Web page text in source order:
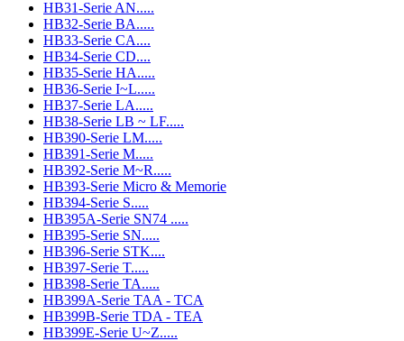
HB31-Serie AN.....
HB32-Serie BA.....
HB33-Serie CA....
HB34-Serie CD....
HB35-Serie HA.....
HB36-Serie I~L.....
HB37-Serie LA.....
HB38-Serie LB ~ LF.....
HB390-Serie LM.....
HB391-Serie M.....
HB392-Serie M~R.....
HB393-Serie Micro & Memorie
HB394-Serie S.....
HB395A-Serie SN74 .....
HB395-Serie SN.....
HB396-Serie STK....
HB397-Serie T.....
HB398-Serie TA.....
HB399A-Serie TAA - TCA
HB399B-Serie TDA - TEA
HB399E-Serie U~Z.....